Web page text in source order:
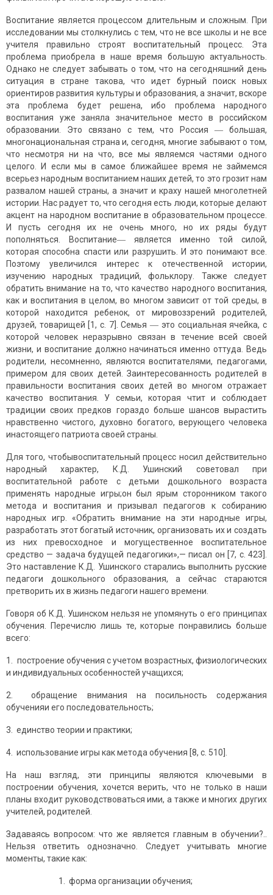
Воспитание является процессом длительным и сложным. При
исследовании мы столкнулись с тем, что не все школы и не все
учителя правильно строят воспитательный процесс. Эта
проблема приобрела в наше время большую актуальность.
Однако не следует забывать о том, что на сегодняшний день
ситуация в стране такова, что идет бурный поиск новых
ориентиров развития культуры и образования, а значит, вскоре
эта проблема будет решена, ибо проблема народного
воспитания уже заняла значительное место в российском
образовании. Это связано с тем, что Россия ― большая,
многонациональная страна и, сегодня, многие забывают о том,
что несмотря ни на что, все мы являемся частями одного
целого. И если мы в самое ближайшее время не займемся
всерьез народным воспитанием наших детей, то это грозит нам
развалом нашей страны, а значит и краху нашей многолетней
истории. Нас радует то, что сегодня есть люди, которые делают
акцент на народном воспитание в образовательном процессе.
И пусть сегодня их не очень много, но их ряды будут
пополняться. Воспитание― является именно той силой,
которая способна спасти или разрушить. И это понимают все.
Поэтому увеличился интерес к отечественной истории,
изучению народных традиций, фольклору. Также следует
обратить внимание на то, что качество народного воспитания,
как и воспитания в целом, во многом зависит от той среды, в
которой находится ребенок, от мировоззрений родителей,
друзей, товарищей [1, c. 7]. Семья ― это социальная ячейка, с
которой человек неразрывно связан в течение всей своей
жизни, и воспитание должно начинаться именно оттуда. Ведь
родители, несомненно, являются воспитателями, педагогами,
примером для своих детей. Заинтересованность родителей в
правильности воспитания своих детей во многом отражает
качество воспитания. У семьи, которая чтит и соблюдает
традиции своих предков гораздо больше шансов вырастить
нравственно чистого, духовно богатого, верующего человека
инастоящего патриота своей страны.
Для того, чтобывоспитательный процесс носил действительно
народный характер, К.Д. Ушинский советовал при
воспитательной работе с детьми дошкольного возраста
применять народные игры;он был ярым сторонником такого
метода и воспитания и призывал педагогов к собиранию
народных игр. «Обратить внимание на эти народные игры,
разработать этот богатый источник, организовать их и создать
из них превосходное и могущественное воспитательное
средство — задача будущей педагогики»,— писал он [7, c. 423].
Это наставление К.Д. Ушинского старались выполнить русские
педагоги дошкольного образования, а сейчас стараются
претворить их в жизнь педагоги нашего времени.
Говоря об К.Д. Ушинском нельзя не упомянуть о его принципах
обучения. Перечислю лишь те, которые понравились больше
всего:
1. построение обучения с учетом возрастных, физиологических
и индивидуальных особенностей учащихся;
2. обращение внимания на посильность содержания
обученияи его последовательность;
3. единство теории и практики;
4. использование игры как метода обучения [8, c. 510].
На наш взгляд, эти принципы являются ключевыми в
построении обучения, хочется верить, что не только в наши
планы входит руководствоваться ими, а также и многих других
учителей, родителей.
Задаваясь вопросом: что же является главным в обучении?..
Нельзя ответить однозначно. Следует учитывать многие
моменты, такие как:
1. форма организации обучения;